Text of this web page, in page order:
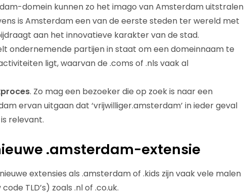
domein kunnen zo het imago van Amsterdam uitstralen
is Amsterdam een van de eerste steden ter wereld met
aan het innovatieve karakter van de stad.
ondernemende partijen in staat om een domeinnaam te
ligt, waarvan de .coms of .nls vaak al
. Zo mag een bezoeker die op zoek is naar een
ervan uitgaan dat ‘vrijwilliger.amsterdam’ in ieder geval
relevant.
.amsterdam-extensie
extensies als .amsterdam of .kids zijn vaak vele malen
TLD’s) zoals .nl of .co.uk.